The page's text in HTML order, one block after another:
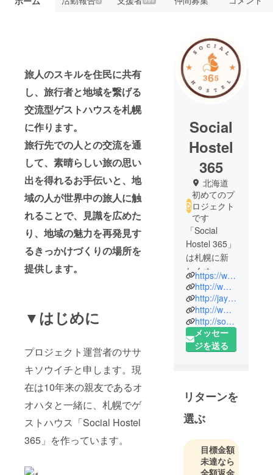
旅人のスキルを住民に共有
し、旅行者と地域を繋げる
交流型ゲストハウスを札幌
に作ります。
旅行先での人との交流を通
して、素晴らしい旅の思い
出を得れるお手伝いと、地
域の人が世界中の旅人に触
れることで、見識を広めた
り、地域の魅力を再発見す
るきっかけづくりの場所を
提供します。
▼はじめに
プロジェクト運営者のササ
キソウイチと申します。現
在は10年来の親友であるオ
オハタと一緒に、札幌でゲ
ストハウス「Social Hostel
365」を作っています。
Social
Hostel
365
北海道
初めてのプ
ロジェクト
です
「Social
Hostel 365」
は札幌に新
しくオープ
ンしたゲス
トハウスで
す。
メンバー
は、佐々木
壮一と大畑
気投合し、
１０年来の
親友に。学
え、大畑は
就職、佐々
木は放浪の
https://www.facebook.com/socialhostel
http://www.soichisasaki.com
http://jay-walk.com
http://www.booking.com/hotel/jp/social-hostel-365.ja.html
http://socialhostel365.com
メッセー
ジを送る
リターンを
選ぶ
目標金額
未達なら